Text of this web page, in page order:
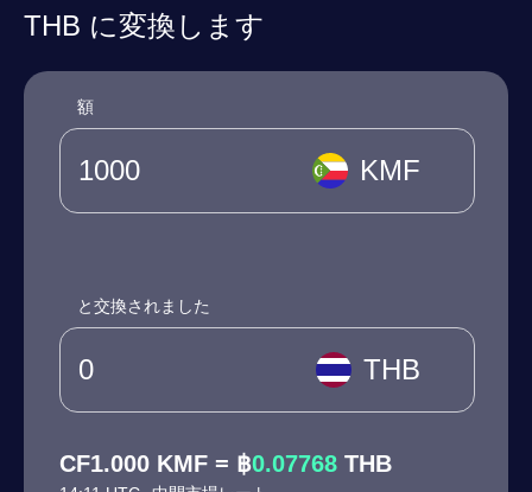
THB に変換します
額
KMF
と交換されました
THB
CF1.000 KMF = ฿0.07768 THB